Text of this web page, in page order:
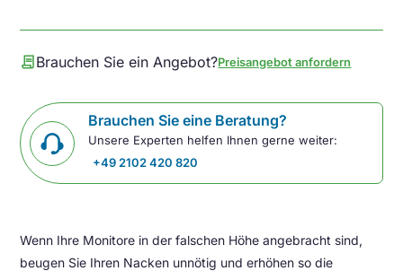
contractBrauchen Sie ein Angebot?Preisangebot anfordern
Brauchen Sie eine Beratung?
Unsere Experten helfen Ihnen gerne weiter:
+49 2102 420 820
Wenn Ihre Monitore in der falschen Höhe angebracht sind,
beugen Sie Ihren Nacken unnötig und erhöhen so die